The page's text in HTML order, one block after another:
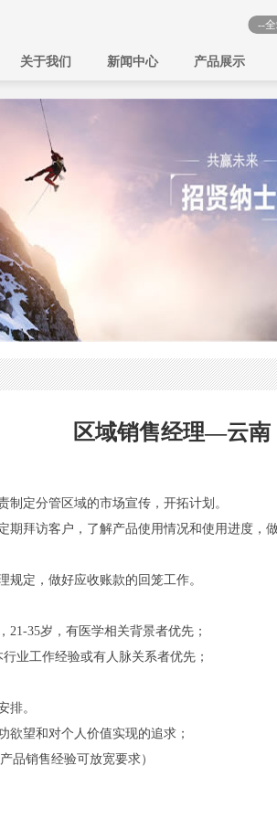
关于我们 新闻中心 产品展示
区域销售经理—云南
制定分管区域的市场宣传，开拓计划。
期拜访客户，了解产品使用情况和使用进度，
规定，做好应收账款的回笼工作。
21-35岁，有医学相关背景者优先；
业工作经验或有人脉关系者优先；
排。
欲望和对个人价值实现的追求；
品销售经验可放宽要求）